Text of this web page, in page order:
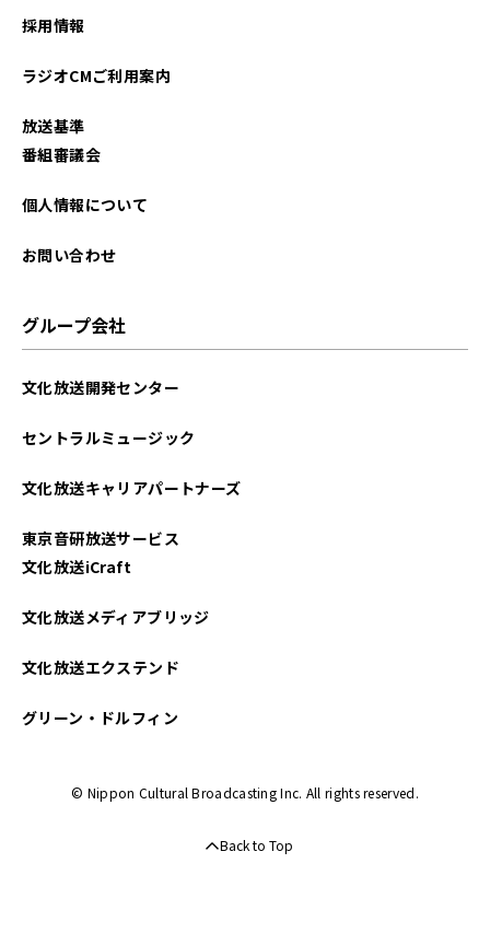
2025年09月
2025年06月
2025年01月
2024年12月
2024年11月
採用情報
ラジオCMご利用案内
放送基準
番組審議会
個人情報について
お問い合わせ
グループ会社
文化放送開発センター
セントラルミュージック
文化放送キャリアパートナーズ
東京音研放送サービス
文化放送iCraft
文化放送メディアブリッジ
文化放送エクステンド
グリーン・ドルフィン
© Nippon Cultural Broadcasting Inc. All rights reserved.
Back to Top